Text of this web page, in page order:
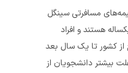
مسافرتی سینگل
و افراد
تا یک سال بعد
دانشجویان از